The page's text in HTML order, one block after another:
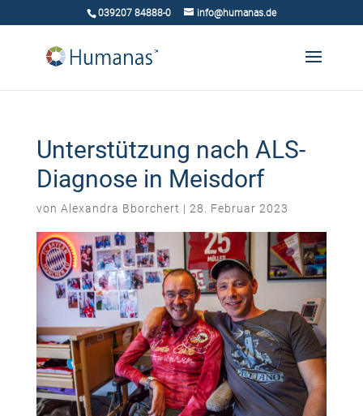
039207 84888-0 info@humanas.de
Unterstützung nach ALS-
Diagnose in Meisdorf
von Alexandra Bborchert | 28. Februar 2023